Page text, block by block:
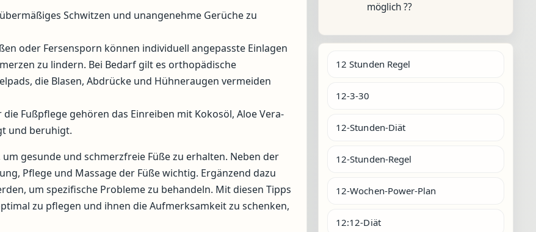
Schwitzen und unangenehme Gerüche zu
oder Fersensporn können individuell angepasste Einlagen
zu lindern. Bei Bedarf gilt es orthopädische
die Blasen, Abdrücke und Hühneraugen vermeiden
Fußpflege gehören das Einreiben mit Kokosöl, Aloe Vera-
und beruhigt.
gesunde und schmerzfreie Füße zu erhalten. Neben der
Pflege und Massage der Füße wichtig. Ergänzend dazu
um spezifische Probleme zu behandeln. Mit diesen Tipps
zu pflegen und ihnen die Aufmerksamkeit zu schenken,
möglich ??
12 Stunden Regel
12-3-30
12-Stunden-Diät
12-Stunden-Regel
12-Wochen-Power-Plan
12:12-Diät